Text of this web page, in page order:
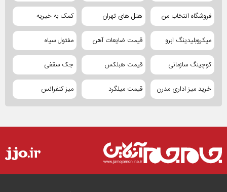
فروشگاه انتخاب من هتل های تهران کمک به خیریه
میکروبلیدینگ ابرو قیمت ضایعات آهن مفتول سیاه
کوچینگ سازمانی قیمت هبلکس جک سقفی
خرید میز اداری مدرن قیمت میلگرد میز کنفرانس